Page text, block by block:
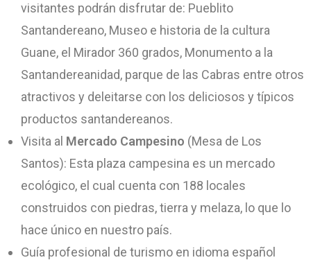
visitantes podrán disfrutar de: Pueblito
Santandereano, Museo e historia de la cultura
Guane, el Mirador 360 grados, Monumento a la
Santandereanidad, parque de las Cabras entre otros
atractivos y deleitarse con los deliciosos y típicos
productos santandereanos.
Visita al Mercado Campesino (Mesa de Los
Santos): Esta plaza campesina es un mercado
ecológico, el cual cuenta con 188 locales
construidos con piedras, tierra y melaza, lo que lo
hace único en nuestro país.
Guía profesional de turismo en idioma español